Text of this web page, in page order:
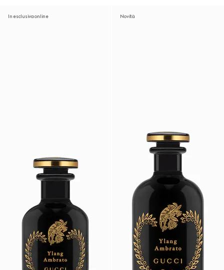
In esclusiva online Novità